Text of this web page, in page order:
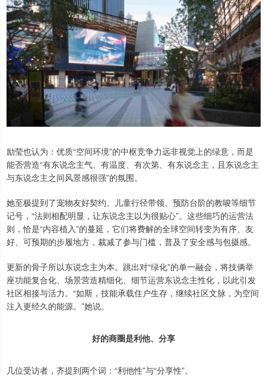
励莹也认为：优质“空间环境”的中枢竞争力远非视觉上的绿意，而是
能否营造“有东说念主气、有温度、有次第、有东说念主，且东说念主
与东说念主之间风景感很强”的氛围。
她至极提到了宠物友好契约、儿童行径带领、预防台阶的教唆等细节
记号，“法则相配明显，让东说念主以为很贴心”。这些细巧的运营法
则，恰是“内容植入”的蔓延，它们将费解的全球空间转变为有序、友
好、可预期的步履地方，裁减了参与门槛，普及了安全感与包摄感。
更新的骨子所以东说念主为本。跳出对“绿化”的单一融会，将技俩举
座功能复合化、场景营造精细化、细节运营东说念主性化，以此引发
社区相接与活力。“如斯，技能承载住户生存，继续社区文脉，为空间
注入更经久的能源。”她说。
好的商圈是利他、分享
几位受访者，齐提到两个词：“利他性”与“分享性”。